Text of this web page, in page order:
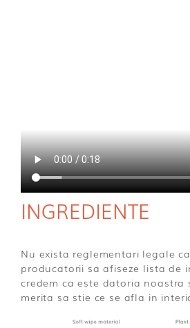
INGREDIENTE
Nu exista reglementari legale
producatorii sa afiseze lista de
credem ca este datoria noastra
merita sa stie ce se afla in